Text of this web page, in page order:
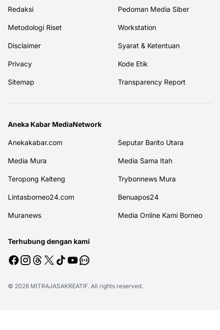
Redaksi Pedoman Media Siber
Metodologi Riset Workstation
Disclaimer Syarat & Ketentuan
Privacy Kode Etik
Sitemap Transparency Report
Aneka Kabar MediaNetwork
Anekakabar.com Seputar Barito Utara
Media Mura Media Sama Itah
Teropong Kalteng Trybonnews Mura
Lintasborneo24.com Benuapos24
Muranews Media Online Kami Borneo
Terhubung dengan kami
© 2026 MITRAJASAKREATIF. All rights reserved.